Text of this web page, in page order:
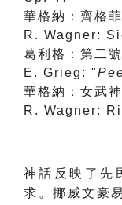
華格納：齊格
R. Wagner:
葛利格：第二
E. Grieg: "
華格納：女武
R. Wagner:
神話反映了先
求。挪威文豪